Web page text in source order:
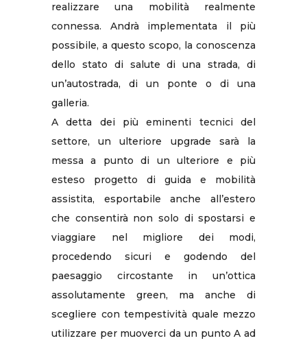
realizzare una mobilità realmente
connessa. Andrà implementata il più
possibile, a questo scopo, la conoscenza
dello stato di salute di una strada, di
un’autostrada, di un ponte o di una
galleria.
A detta dei più eminenti tecnici del
settore, un ulteriore upgrade sarà la
messa a punto di un ulteriore e più
esteso progetto di guida e mobilità
assistita, esportabile anche all’estero
che consentirà non solo di spostarsi e
viaggiare nel migliore dei modi,
procedendo sicuri e godendo del
paesaggio circostante in un’ottica
assolutamente green, ma anche di
scegliere con tempestività quale mezzo
utilizzare per muoverci da un punto A ad